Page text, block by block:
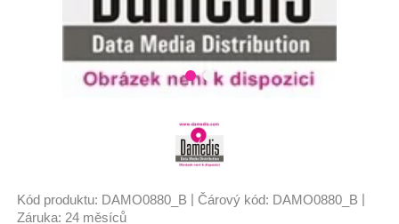
Kód produktu: DAMO0880_B Čárový kód: DAMO0880_B
Záruka: 24 měsíců